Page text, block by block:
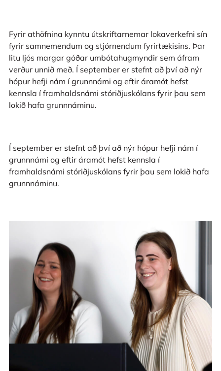
Fyrir athöfnina kynntu útskriftarnemar lokaverkefni sín
fyrir samnemendum og stjórnendum fyrirtækisins. Þar
litu ljós margar góðar umbótahugmyndir sem áfram
verður unnið með. Í september er stefnt að því að nýr
hópur hefji nám í grunnnámi og eftir áramót hefst
kennsla í framhaldsnámi stóriðjuskólans fyrir þau sem
lokið hafa grunnnáminu.
Í september er stefnt að því að nýr hópur hefji nám í
grunnnámi og eftir áramót hefst kennsla í
framhaldsnámi stóriðjuskólans fyrir þau sem lokið hafa
grunnnáminu.